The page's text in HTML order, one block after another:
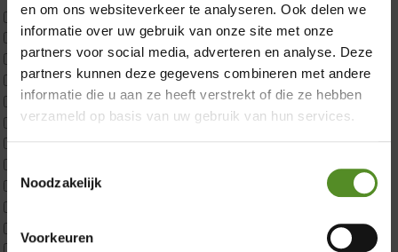
en om ons websiteverkeer te analyseren. Ook delen we
informatie over uw gebruik van onze site met onze
partners voor social media, adverteren en analyse. Deze
partners kunnen deze gegevens combineren met andere
informatie die u aan ze heeft verstrekt of die ze hebben
verzameld op basis van uw gebruik van hun services.
Toestemmingsselectie
Noodzakelijk
Voorkeuren
Uncategorized
2x p650 1pers
Custom
CustomBoxspring
ErkendMatras 1 Pers
ErkendMatras 2 Pers
Matrastopper 10cm